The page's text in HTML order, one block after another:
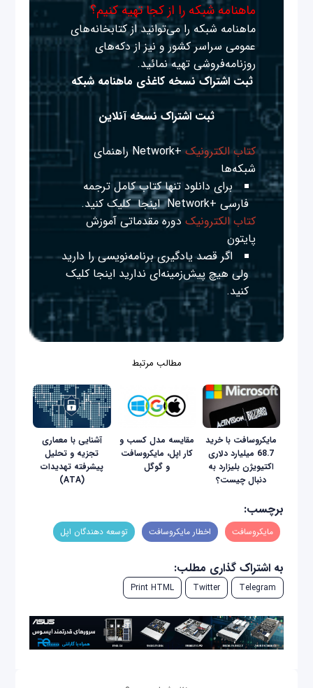
ماهنامه شبکه را از کجا تهیه کنیم؟
ماهنامه شبکه را می‌توانید از کتابخانه‌های
عمومی سراسر کشور و نیز از دکه‌های
روزنامه‌فروشی تهیه نمائید.
ثبت اشتراک نسخه کاغذی ماهنامه شبکه
ثبت اشتراک نسخه آنلاین
کتاب الکترونیک
+Network راهنمای
شبکه‌ها
برای دانلود تنها کتاب کامل ترجمه
فارسی +Network
اینجا کلیک کنید.
کتاب الکترونیک دوره مقدماتی آموزش
پایتون
اگر قصد یادگیری برنامه‌نویسی را دارید
ولی هیچ پیش‌زمینه‌ای نداریداینجا کلیک
کنید.
مطالب مرتبط
مایکروسافت با خرید
68.7 میلیارد دلاری
اکتیویژن بلیزارد به
دنبال چیست؟
مقایسه مدل کسب و
کار اپل، مایکروسافت
و گوگل
آشنایى با معمارى
تجزیه و تحلیل
پیشرفته تهدیدات
(ATA)
برچسب:
مایکروسافت اخطار مایکروسافت توسعه دهندگان اپل
به اشتراک گذاری مطلب:
Telegram
Twitter
Print HTML